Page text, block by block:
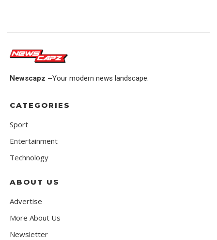
Newscapz –Your modern news landscape.
CATEGORIES
Sport
Entertainment
Technology
ABOUT US
Advertise
More About Us
Newsletter